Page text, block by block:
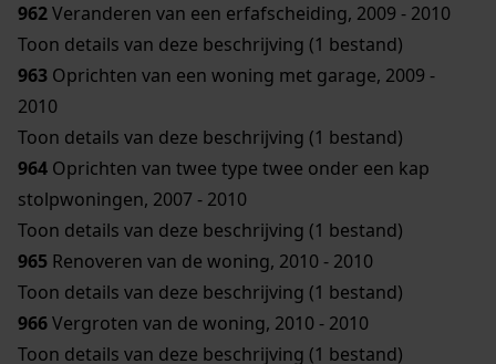
962Veranderen van een erfafscheiding, 2009 - 2010
Toon details van deze beschrijving (1 bestand)
963 Oprichten van een woning met garage, 2009 -
2010
Toon details van deze beschrijving (1 bestand)
964 Oprichten van twee type twee onder een kap
stolpwoningen, 2007 - 2010
Toon details van deze beschrijving (1 bestand)
965 Renoveren van de woning, 2010 - 2010
Toon details van deze beschrijving (1 bestand)
966Vergroten van de woning, 2010 - 2010
Toon details van deze beschrijving (1 bestand)